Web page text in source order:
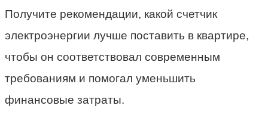
Получите рекомендации, какой счетчик
электроэнергии лучше поставить в квартире,
чтобы он соответствовал современным
требованиям и помогал уменьшить
финансовые затраты.